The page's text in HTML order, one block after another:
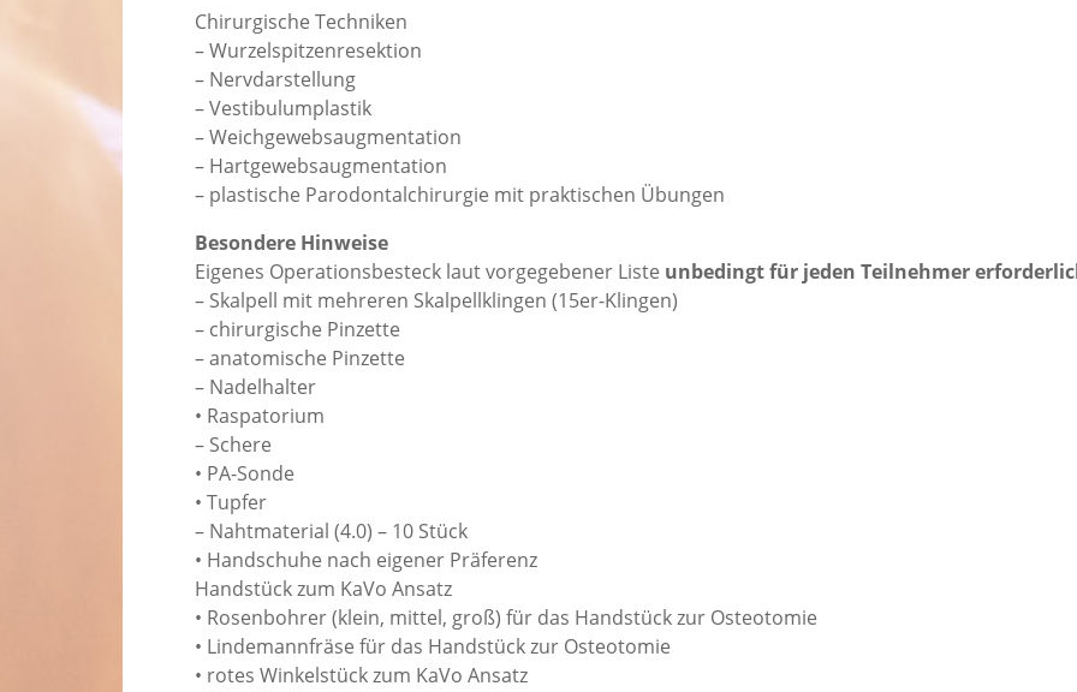
Chirurgische Techniken
– Wurzelspitzenresektion
– Nervdarstellung
– Vestibulumplastik
– Weichgewebsaugmentation
– Hartgewebsaugmentation
– plastische Parodontalchirurgie mit praktischen Übungen
Besondere Hinweise
Eigenes Operationsbesteck laut vorgegebener Liste unbedingt für jeden Teilnehmer
– Skalpell mit mehreren Skalpellklingen (15er-Klingen)
– chirurgische Pinzette
– anatomische Pinzette
– Nadelhalter
• Raspatorium
– Schere
• PA-Sonde
• Tupfer
– Nahtmaterial (4.0) – 10 Stück
• Handschuhe nach eigener Präferenz
Handstück zum KaVo Ansatz
• Rosenbohrer (klein, mittel, groß) für das Handstück zur Osteotomie
• Lindemannfräse für das Handstück zur Osteotomie
• rotes Winkelstück zum KaVo Ansatz